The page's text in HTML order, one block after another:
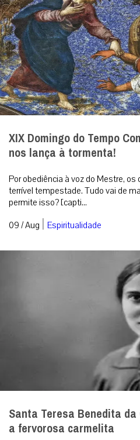
XIX Domingo do Tempo
nos lança à tormenta!
Por obediência à voz do Mestre,
terrível tempestade. Tudo vai de
permite isso? [capti...
09 / Aug | Espiritualidade
Santa Teresa Benedita
a fervorosa carmelita